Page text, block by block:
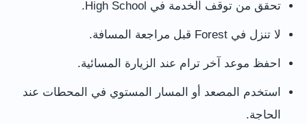
تحقق من توقف الخدمة في High School.
لا تنزل في Forest قبل مراجعة المسافة.
احفظ موعد آخر ترام عند الزيارة المسائية.
استخدم المصعد أو المسار المستوي في المحطات عند
الحاجة.